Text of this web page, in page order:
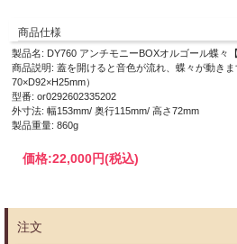
商品仕様
製品名: DY760 アンチモニーBOXオルゴール蝶々【
商品説明: 蓋を開けると音色が流れ、蝶々が動き
70×D92×H25mm）
型番: or0292602335202
外寸法: 幅153mm/ 奥行115mm/ 高さ72mm
製品重量: 860g
価格:22,000円(税込)
注文